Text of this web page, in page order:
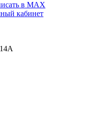
в MAX
кабинет